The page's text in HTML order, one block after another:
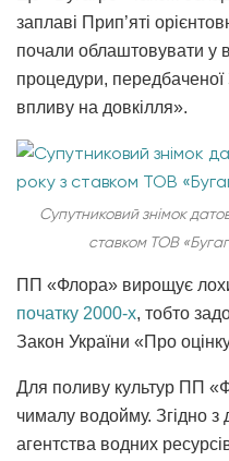
заплаві Прип’яті
почали облаштовувати у
процедури,
впливу на довкілля».
Супутниковий знімок
ставком ТОВ
ПП «Флора» вирощує
початку 2000-х, тобто
Закон України «Про
Для поливу культур ПП
чималу водойму. Згідно
агентства водних